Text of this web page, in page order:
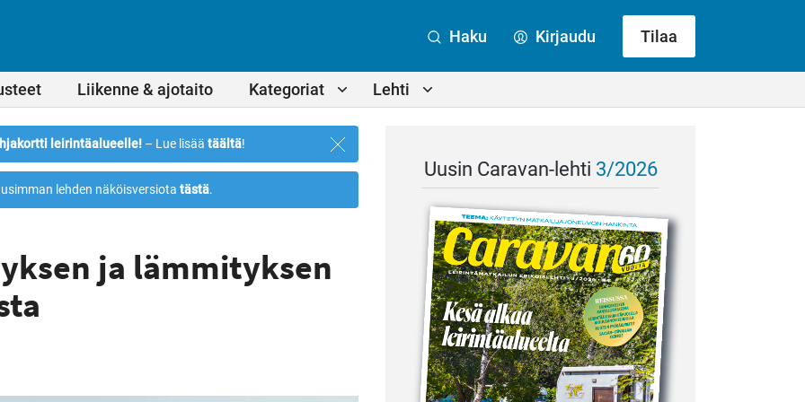
Liikenne & ajotaito Kategoriat Lehti
Haku Kirjaudu Tilaa
leirintäalueelle! – Lue lisää täältä!
Sulje
ilmoitus
lehden näköisversiota tästä.
ja lämmityksen
Uusin Caravan-lehti 3/2026